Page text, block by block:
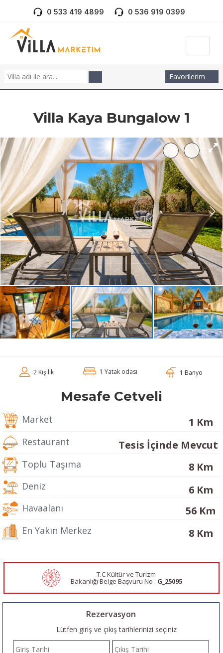
0 533 419 4899 0 536 919 0399
Favorilerim
Villa Kaya Bungalow 1
2 Kişilik 1 Yatak odası 1 Banyo
Mesafe Cetveli
Market 1 Km
Restaurant Tesis İçinde Mevcut
Toplu Taşıma 8 Km
Deniz 6 Km
Havaalanı 56 Km
En Yakın Merkez 8 Km
T.C Kültür ve Turizm
Bakanlığı Belge Başvuru No : G_25095
Rezervasyon
Lütfen giriş ve çıkış tarihlerinizi seçiniz